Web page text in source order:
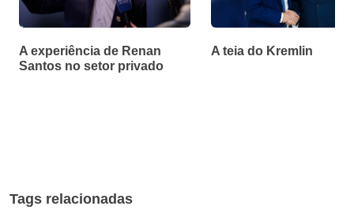
A experiência de Renan
Santos no setor privado
A teia do Kremlin
Tags relacionadas